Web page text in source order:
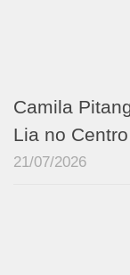
Camila
Lia no
21/07/2026